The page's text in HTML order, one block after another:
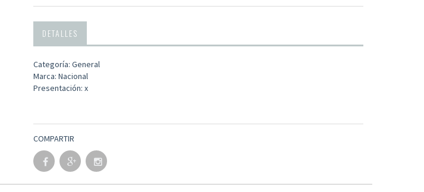
DETALLES
Categoría: General
Marca: Nacional
Presentación: x
COMPARTIR